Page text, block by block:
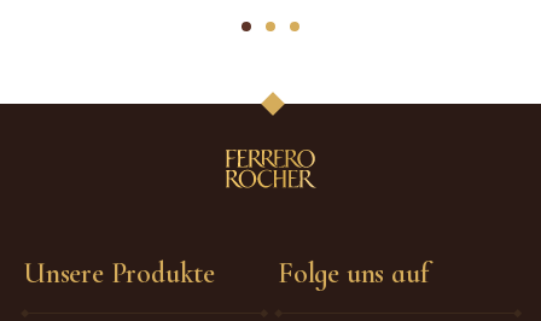
1 2 3
Unsere Produkte Folge uns auf